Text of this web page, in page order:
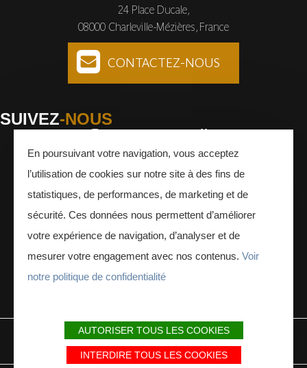
24 Place Ducale,
08000 Charleville-Mézières, France
CONTACTEZ-NOUS
SUIVEZ-NOUS
Facebook Instagram Youtube
MENTIONS LÉGALES PLAN DU SITE PARTENAIRES
En poursuivant votre navigation, vous acceptez
l’utilisation de cookies sur notre site à des fins de
statistiques, de performances, de marketing et de
sécurité. Ces données nous permettent d’améliorer
votre expérience de navigation, d’analyser et de
mesurer votre engagement avec nos contenus. Voir
notre politique de confidentialité
AUTORISER TOUS LES COOKIES
INTERDIRE TOUS LES COOKIES